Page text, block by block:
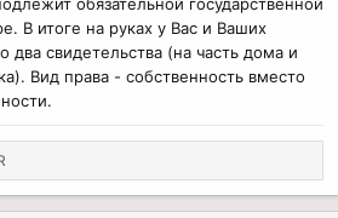
В итоге на руках у Вас и Ваших
свидетельства (на часть дома и
Вид права - собственность вместо